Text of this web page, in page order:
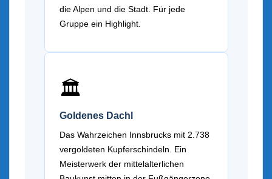
die Alpen und die Stadt. Für jede
Gruppe ein Highlight.
🏛️
Goldenes Dachl
Das Wahrzeichen Innsbrucks mit 2.738
vergoldeten Kupferschindeln. Ein
Meisterwerk der mittelalterlichen